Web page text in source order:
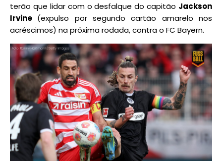
terão que lidar com o desfalque do capitão Jackson
Irvine (expulso por segundo cartão amarelo nos
acréscimos) na próxima rodada, contra o FC Bayern.